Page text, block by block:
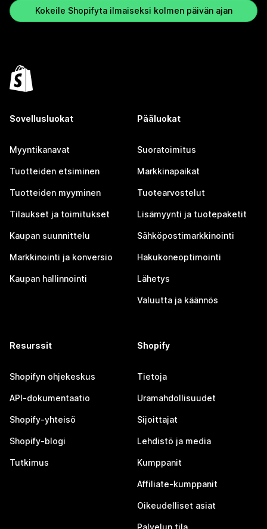
Kokeile Shopifyta ilmaiseksi kolmen päivän ajan
Sovellusluokat
Myyntikanavat
Tuotteiden etsiminen
Tuotteiden myyminen
Tilaukset ja toimitukset
Kaupan suunnittelu
Markkinointi ja konversio
Kaupan hallinnointi
Pääluokat
Suoratoimitus
Markkinapaikat
Tuotearvostelut
Lisämyynti ja tuotepaketit
Sähköpostimarkkinointi
Hakukoneoptimointi
Lähetys
Valuutta ja käännös
Resurssit
Shopifyn ohjekeskus
API-dokumentaatio
Shopify-yhteisö
Shopify-blogi
Tutkimus
Shopify
Tietoja
Uramahdollisuudet
Sijoittajat
Lehdistö ja media
Kumppanit
Affiliate-kumppanit
Oikeudelliset asiat
Palvelun tila